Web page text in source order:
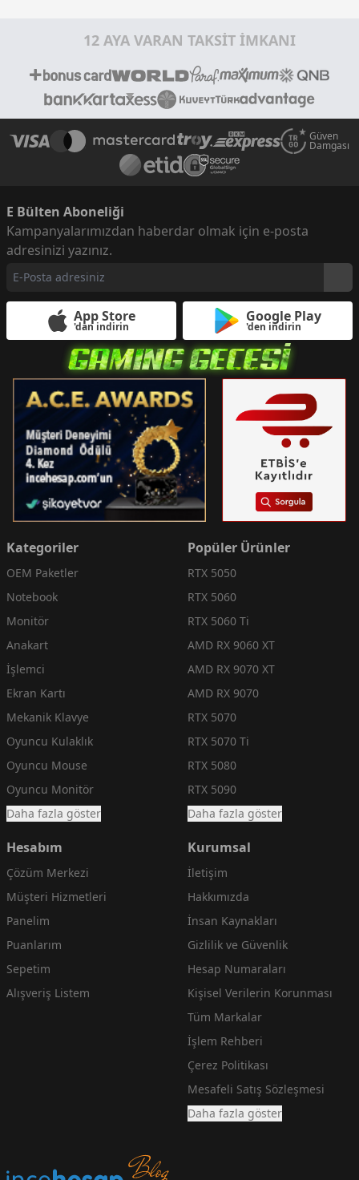
12 AYA VARAN TAKSİT İMKANI
Güven
Damgası
E Bülten Aboneliği
Kampanyalarımızdan haberdar olmak için e-posta
adresinizi yazınız.
App Store
'dan indirin
Google Play
'den indirin
Kategoriler
OEM Paketler
Notebook
Monitör
Anakart
İşlemci
Ekran Kartı
Mekanik Klavye
Oyuncu Kulaklık
Oyuncu Mouse
Oyuncu Monitör
Daha fazla göster
Popüler Ürünler
RTX 5050
RTX 5060
RTX 5060 Ti
AMD RX 9060 XT
AMD RX 9070 XT
AMD RX 9070
RTX 5070
RTX 5070 Ti
RTX 5080
RTX 5090
Daha fazla göster
Hesabım
Çözüm Merkezi
Müşteri Hizmetleri
Panelim
Puanlarım
Sepetim
Alışveriş Listem
Kurumsal
İletişim
Hakkımızda
İnsan Kaynakları
Gizlilik ve Güvenlik
Hesap Numaraları
Kişisel Verilerin Korunması
Tüm Markalar
İşlem Rehberi
Çerez Politikası
Mesafeli Satış Sözleşmesi
Daha fazla göster